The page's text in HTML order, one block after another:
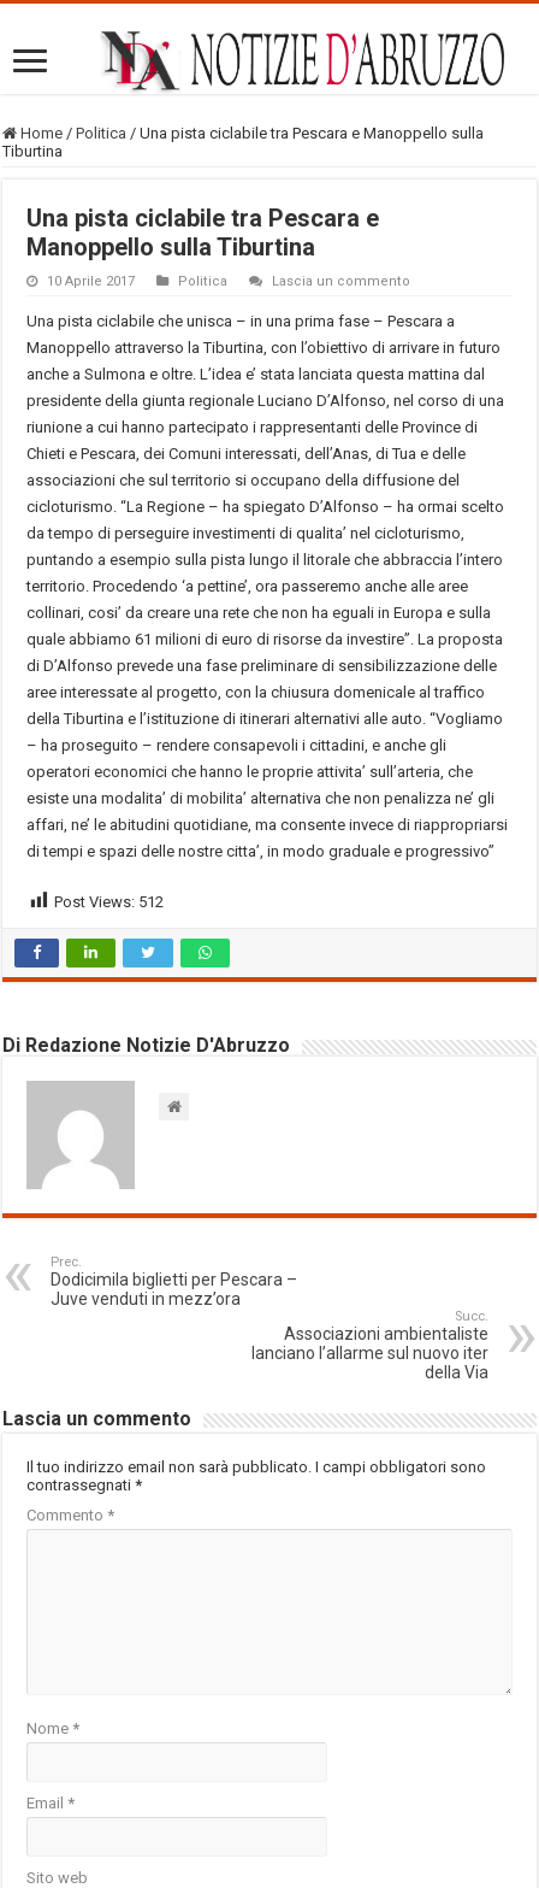
Home / Politica / Una pista ciclabile tra Pescara e Manoppello sulla
Tiburtina
Una pista ciclabile tra Pescara e
Manoppello sulla Tiburtina
10 Aprile 2017 Politica Lascia un commento
Una pista ciclabile che unisca – in una prima fase – Pescara a
Manoppello attraverso la Tiburtina, con l’obiettivo di arrivare in futuro
anche a Sulmona e oltre. L’idea e’ stata lanciata questa mattina dal
presidente della giunta regionale Luciano D’Alfonso, nel corso di una
riunione a cui hanno partecipato i rappresentanti delle Province di
Chieti e Pescara, dei Comuni interessati, dell’Anas, di Tua e delle
associazioni che sul territorio si occupano della diffusione del
cicloturismo. “La Regione – ha spiegato D’Alfonso – ha ormai scelto
da tempo di perseguire investimenti di qualita’ nel cicloturismo,
puntando a esempio sulla pista lungo il litorale che abbraccia l’intero
territorio. Procedendo ‘a pettine’, ora passeremo anche alle aree
collinari, cosi’ da creare una rete che non ha eguali in Europa e sulla
quale abbiamo 61 milioni di euro di risorse da investire”. La proposta
di D’Alfonso prevede una fase preliminare di sensibilizzazione delle
aree interessate al progetto, con la chiusura domenicale al traffico
della Tiburtina e l’istituzione di itinerari alternativi alle auto. “Vogliamo
– ha proseguito – rendere consapevoli i cittadini, e anche gli
operatori economici che hanno le proprie attivita’ sull’arteria, che
esiste una modalita’ di mobilita’ alternativa che non penalizza ne’ gli
affari, ne’ le abitudini quotidiane, ma consente invece di riappropriarsi
di tempi e spazi delle nostre citta’, in modo graduale e progressivo”
Post Views: 512
Di Redazione Notizie D'Abruzzo
Prec.
Dodicimila biglietti per Pescara –
Juve venduti in mezz’ora
Succ.
Associazioni ambientaliste
lanciano l’allarme sul nuovo iter
della Via
Lascia un commento
Il tuo indirizzo email non sarà pubblicato. I campi obbligatori sono
contrassegnati*
Commento*
Nome*
Email*
Sito web